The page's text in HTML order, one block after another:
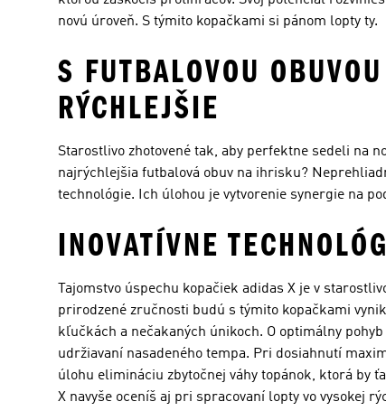
novú úroveň. S týmito kopačkami si pánom lopty ty.
S FUTBALOVOU
RÝCHLEJŠIE
Starostlivo zhotovené tak, aby perfektne sedeli na
najrýchlejšia futbalová obuv na ihrisku?
technológie. Ich úlohou je vytvorenie synergie na
INOVATÍVNE
Tajomstvo úspechu kopačiek adidas X je v
prirodzené zručnosti budú s týmito kopačkami
kľučkách a nečakaných únikoch. O optimálny
udržiavaní nasadeného tempa. Pri dosiahnutí
úlohu elimináciu zbytočnej váhy topánok, ktorá by
X navyše oceníš aj pri spracovaní lopty vo vysokej